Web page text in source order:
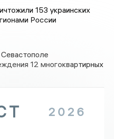
153 украинских
России
12 многоквартирных
2026